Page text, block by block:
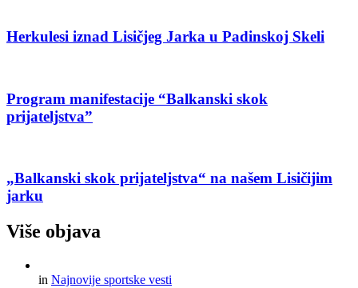
Herkulesi iznad Lisičjeg Jarka u Padinskoj Skeli
Program manifestacije “Balkanski skok
prijateljstva”
„Balkanski skok prijateljstva“ na našem Lisičijim
jarku
Više objava
in Najnovije sportske vesti